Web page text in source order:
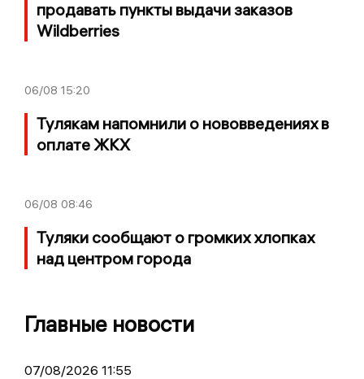
продавать пункты выдачи заказов
Wildberries
06/08 15:20
Тулякам напомнили о нововведениях в
оплате ЖКХ
06/08 08:46
Туляки сообщают о громких хлопках
над центром города
Главные новости
07/08/2026 11:55